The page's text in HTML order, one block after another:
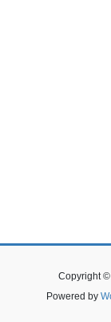
Copyright
Powered by